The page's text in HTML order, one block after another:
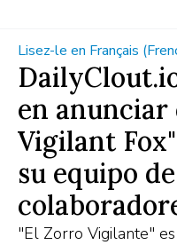
Lisez-le en Français
en anunciar
Vigilant
su equipo
"El Zorro Vigilante"